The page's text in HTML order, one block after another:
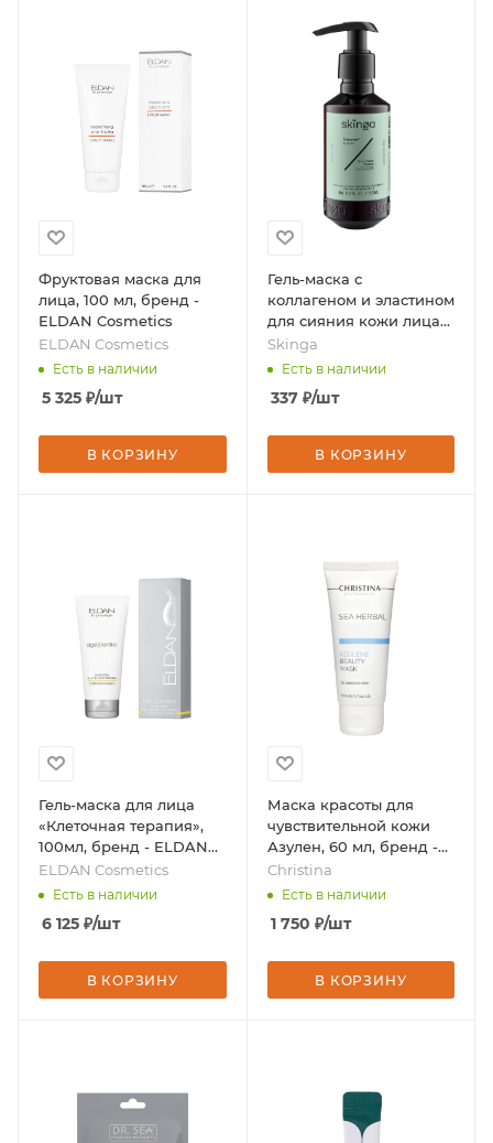
Фруктовая маска для
лица, 100 мл, бренд -
ELDAN Cosmetics
ELDAN Cosmetics
Есть в наличии
5 325 ₽/шт
В КОРЗИНУ
Гель-маска с
коллагеном и эластином
для сияния кожи лица
150 мл, бренд - Skinga
Skinga
Есть в наличии
337₽/шт
В КОРЗИНУ
Гель-маска для лица
«Клеточная терапия»,
100мл, бренд - ELDAN
Cosmetics
ELDAN Cosmetics
Есть в наличии
6 125 ₽/шт
В КОРЗИНУ
Маска красоты для
чувствительной кожи
Азулен, 60 мл, бренд -
Christina
Christina
Есть в наличии
1 750 ₽/шт
В КОРЗИНУ